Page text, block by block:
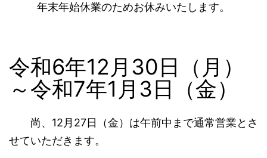
年末年始休業のためお休みいたします。
令和6年12月30日（月）
～令和7年1月3日（金）
尚、12月27日（金）は午前中まで通常営業とさ
せていただきます。